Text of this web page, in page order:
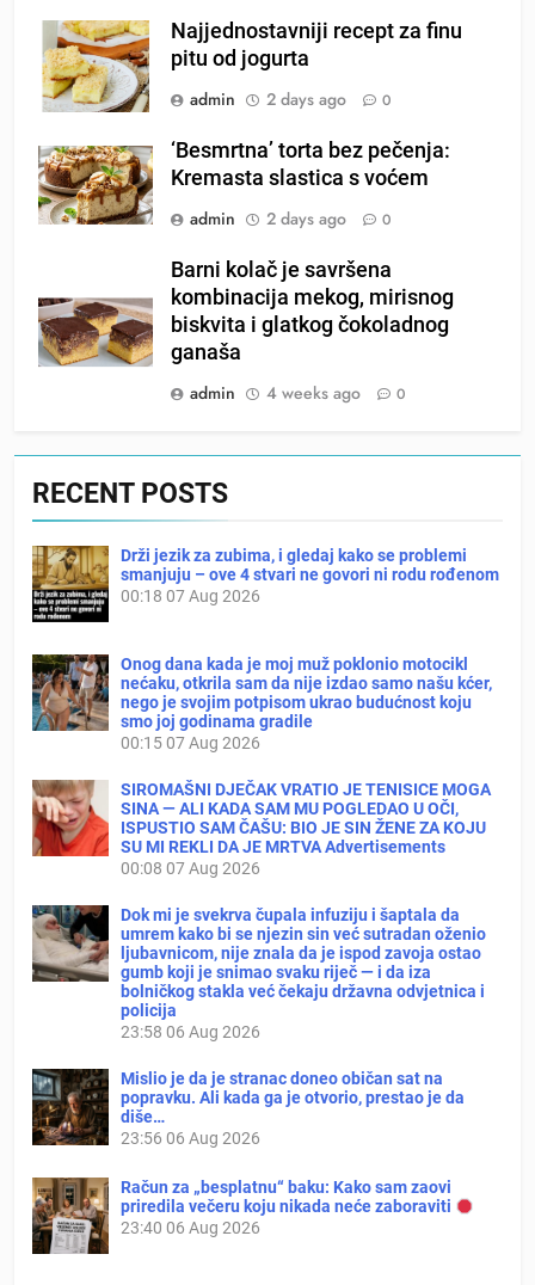
Najjednostavniji recept za finu
pitu od jogurta
admin
2 days ago 0
‘Besmrtna’ torta bez pečenja:
Kremasta slastica s voćem
admin
2 days ago 0
Barni kolač je savršena
kombinacija mekog, mirisnog
biskvita i glatkog čokoladnog
ganaša
admin
4 weeks ago 0
RECENT POSTS
Drži jezik za zubima, i gledaj kako se problemi
smanjuju – ove 4 stvari ne govori ni rodu rođenom
00:18 07 Aug 2026
Onog dana kada je moj muž poklonio motocikl
nećaku, otkrila sam da nije izdao samo našu kćer,
nego je svojim potpisom ukrao budućnost koju
smo joj godinama gradile
00:1507 Aug 2026
SIROMAŠNI DJEČAK VRATIO JE TENISICE MOGA
SINA — ALI KADA SAM MU POGLEDAO U OČI,
ISPUSTIO SAM ČAŠU: BIO JE SIN ŽENE ZA KOJU
SU MI REKLI DA JE MRTVA Advertisements
00:08 07 Aug 2026
Dok mi je svekrva čupala infuziju i šaptala da
umrem kako bi se njezin sin već sutradan oženio
ljubavnicom, nije znala da je ispod zavoja ostao
gumb koji je snimao svaku riječ — i da iza
bolničkog stakla već čekaju državna odvjetnica i
policija
23:58 06 Aug 2026
Mislio je da je stranac doneo običan sat na
popravku. Ali kada ga je otvorio, prestao je da
diše…
23:56 06 Aug 2026
Račun za „besplatnu“ baku: Kako sam zaovi
priredila večeru koju nikada neće zaboraviti
23:40 06 Aug 2026